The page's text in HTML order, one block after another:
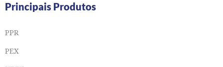
Principais Produtos
PPR
PEX